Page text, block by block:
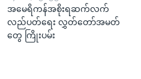
အမေရိကန်အစိုးရဆက်လက်
လည်ပတ်ရေး လွှတ်တော်အမတ်
တွေ ကြိုးပမ်း